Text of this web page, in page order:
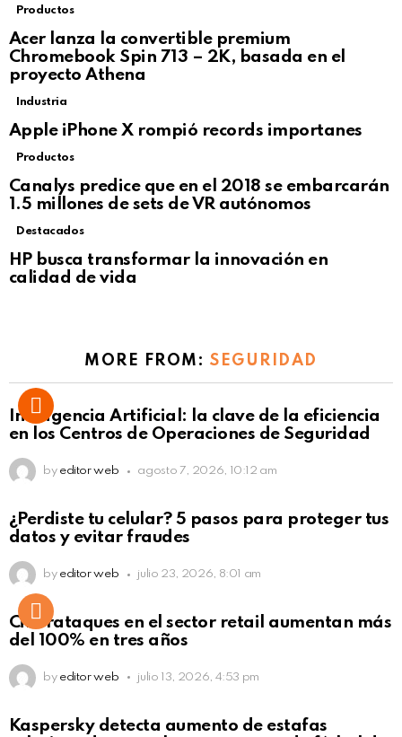
Productos
Acer lanza la convertible premium
Chromebook Spin 713 – 2K, basada en el
proyecto Athena
Industria
Apple iPhone X rompió records importanes
Productos
Canalys predice que en el 2018 se embarcarán
1.5 millones de sets de VR autónomos
Destacados
HP busca transformar la innovación en
calidad de vida
MORE FROM:SEGURIDAD
Inteligencia Artificial: la clave de la eficiencia
en los Centros de Operaciones de Seguridad
by editor web agosto 7, 2026, 10:12 am
¿Perdiste tu celular? 5 pasos para proteger tus
datos y evitar fraudes
by editor web julio 23, 2026, 8:01 am
Ciberataques en el sector retail aumentan más
del 100% en tres años
by editor web julio 13, 2026, 4:53 pm
Kaspersky detecta aumento de estafas